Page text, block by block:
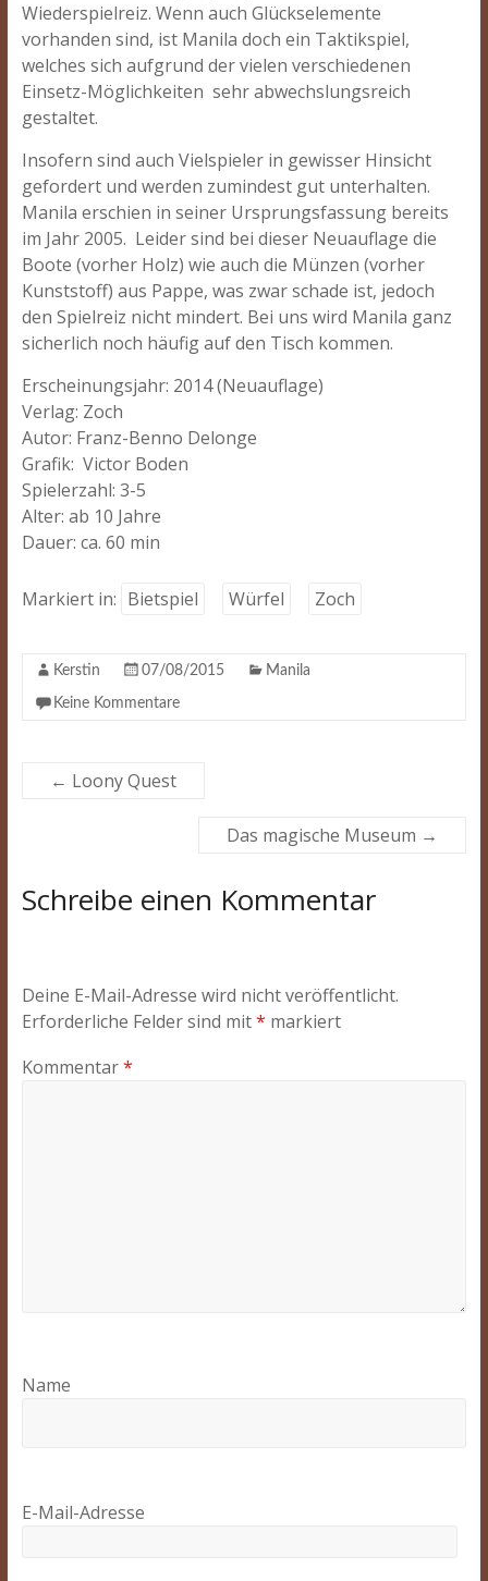
Wiederspielreiz. Wenn auch Glückselemente
vorhanden sind, ist Manila doch ein Taktikspiel,
welches sich aufgrund der vielen verschiedenen
Einsetz-Möglichkeiten sehr abwechslungsreich
gestaltet.
Insofern sind auch Vielspieler in gewisser Hinsicht
gefordert und werden zumindest gut unterhalten.
Manila erschien in seiner Ursprungsfassung bereits
im Jahr 2005. Leider sind bei dieser Neuauflage die
Boote (vorher Holz) wie auch die Münzen (vorher
Kunststoff) aus Pappe, was zwar schade ist, jedoch
den Spielreiz nicht mindert. Bei uns wird Manila ganz
sicherlich noch häufig auf den Tisch kommen.
Erscheinungsjahr: 2014 (Neuauflage)
Verlag: Zoch
Autor: Franz-Benno Delonge
Grafik: Victor Boden
Spielerzahl: 3-5
Alter: ab 10 Jahre
Dauer: ca. 60 min
Markiert in: Bietspiel Würfel Zoch
Kerstin 07/08/2015 Manila
Keine Kommentare
← Loony Quest
Das magische Museum →
Schreibe einen Kommentar
Deine E-Mail-Adresse wird nicht veröffentlicht.
Erforderliche Felder sind mit* markiert
Kommentar*
Name
E-Mail-Adresse